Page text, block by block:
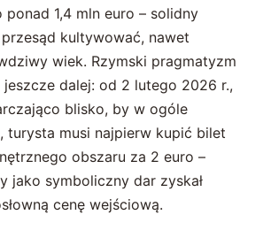
ponad 1,4 mln euro – solidny
kultywować, nawet
wiek. Rzymski pragmatyzm
jeszcze dalej: od 2 lutego 2026 r.,
blisko, by w ogóle
turysta musi najpierw kupić bilet
obszaru za 2 euro –
jako symboliczny dar zyskał
cenę wejściową.